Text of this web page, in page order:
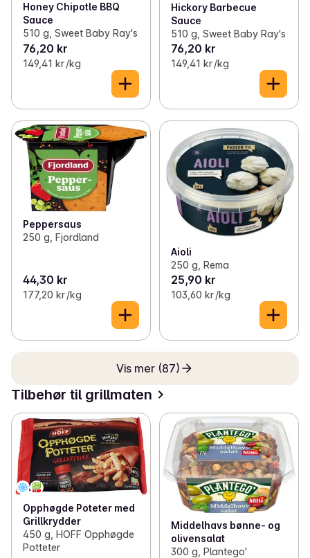
Honey Chipotle BBQ
Sauce
510 g, Sweet Baby Ray's
76,20 kr
149,41 kr /kg
Hickory Barbecue
Sauce
510 g, Sweet Baby Ray's
76,20 kr
149,41 kr /kg
Peppersaus
250 g, Fjordland
44,30 kr
177,20 kr /kg
Aioli
250 g, Rema
25,90 kr
103,60 kr /kg
Vis mer (87)
Tilbehør til grillmaten
Opphøgde Poteter med
Grillkrydder
450 g, HOFF Opphøgde
Potteter
Middelhavs bønne- og
olivensalat
300 g, Plantego'